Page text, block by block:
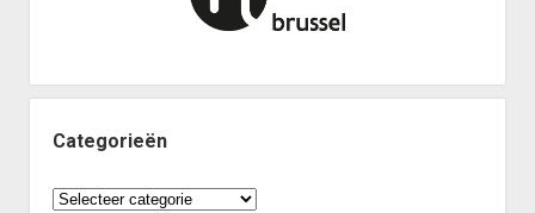
Categorieën
Categorieën